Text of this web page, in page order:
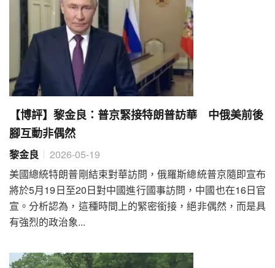
【博評】黎金良：普京緊接特朗普訪華 中俄美前後
腳互動非偶然
黎金良
2026-05-19
美國總統特朗普剛結束對華訪問，俄羅斯總統普京隨即宣布
將於5月19日至20日對中國進行國事訪問，中國也在16日官
宣。分析認為，這種時間上的緊密銜接，絕非偶然，而是具
有強烈的政治象...